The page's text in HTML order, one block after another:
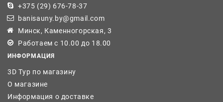
+375 (29) 676-78-37
banisauny.by@gmail.com
Минск, Каменногорская, 3
Работаем с 10.00 до 18.00
ИНФОРМАЦИЯ
3D Тур по магазину
О магазине
Информация о доставке